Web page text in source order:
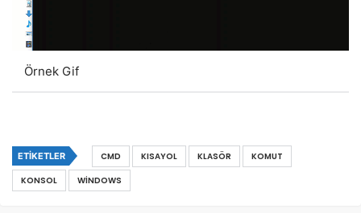
Örnek Gif
ETIKETLER CMD KISAYOL KLASÖR
KOMUT
KONSOL
WINDOWS